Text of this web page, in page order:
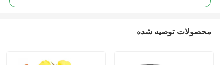
محصولات توصیه شده